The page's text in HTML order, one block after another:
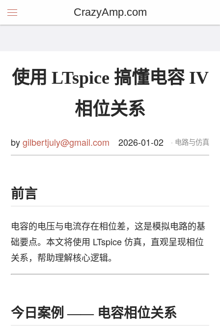
CrazyAmp.com
使用 LTspice 搞懂电容 IV
相位关系
bygilbertjuly@gmail.com 2026-01-02 电路与仿真
前言
电容的电压与电流存在相位差，这是模拟电路的基
础要点。本文将使用 LTspice 仿真，直观呈现相位
关系，帮助理解核心逻辑。
今日案例 —— 电容相位关系